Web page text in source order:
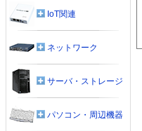
IoT関連
ネットワーク
サーバ・ストレージ
パソコン・周辺機器